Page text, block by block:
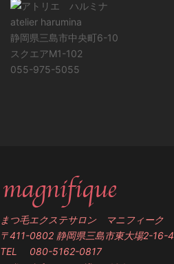
atelier harumina
静岡県三島市中央町6-10
スクエアM1-102
055-975-5055
まつ毛エクステサロン マニフィーク
〒411-0802 静岡県三島市東大場2-16-4
TEL 080-5162-0817